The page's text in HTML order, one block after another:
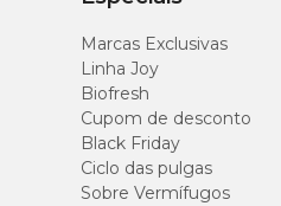
Marcas Exclusivas
Linha Joy
Biofresh
Cupom de desconto
Black Friday
Ciclo das pulgas
Sobre Vermífugos